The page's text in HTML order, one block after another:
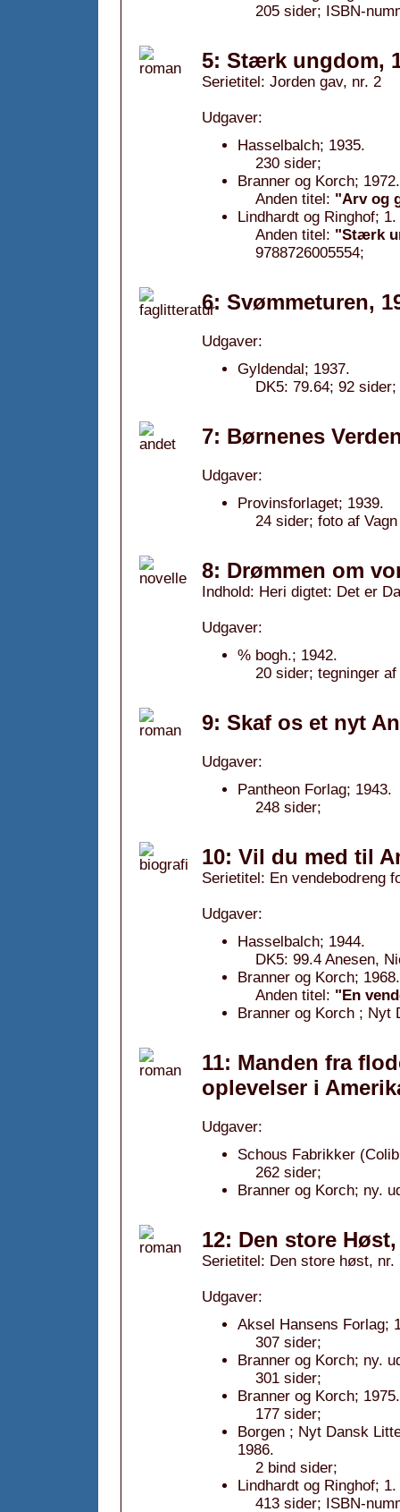
205 sider; ISBN-
5: Stærk ungdom,
Serietitel: Jorden gav, nr. 2
Udgaver:
Hasselbalch; 1935.
230 sider;
Branner og Korch; 1972.
Anden titel: "Arv og
Lindhardt og Ringhof;
Anden titel: "Stærk
9788726005554;
6: Svømmeturen,
Udgaver:
Gyldendal; 1937.
DK5: 79.64; 92 sider;
7: Børnenes
Udgaver:
Provinsforlaget; 1939.
24 sider; foto af
8: Drømmen om
Indhold: Heri digtet: Det er
Udgaver:
% bogh.; 1942.
20 sider; tegninger
9: Skaf os et nyt
Udgaver:
Pantheon Forlag; 1943.
248 sider;
10: Vil du med til
Serietitel: En vendebodreng
Udgaver:
Hasselbalch; 1944.
DK5: 99.4 Anesen,
Branner og Korch; 1968.
Anden titel: "En
Branner og Korch ; Nyt
11: Manden fra
oplevelser i
Udgaver:
Schous Fabrikker
262 sider;
Branner og Korch; ny.
12: Den store Høst,
Serietitel: Den store høst, nr.
Udgaver:
Aksel Hansens Forlag;
307 sider;
Branner og Korch; ny.
301 sider;
Branner og Korch; 1975.
177 sider;
Borgen ; Nyt Dansk
1986.
2 bind sider;
Lindhardt og Ringhof;
413 sider; ISBN-